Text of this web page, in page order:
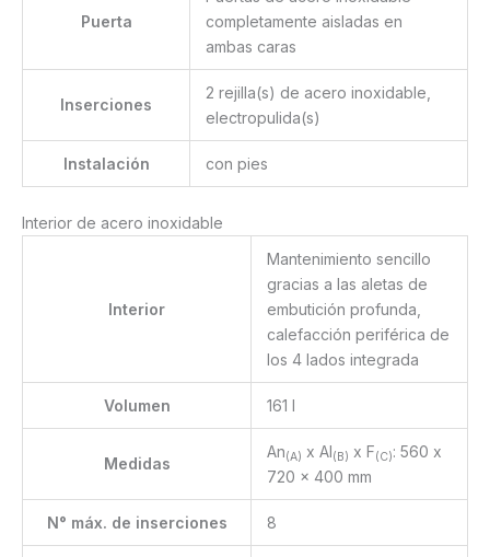
Puerta
completamente aisladas en
ambas caras
Inserciones
2 rejilla(s) de acero inoxidable,
electropulida(s)
Instalación con pies
Interior de acero inoxidable
Interior
Mantenimiento sencillo
gracias a las aletas de
embutición profunda,
calefacción periférica de
los 4 lados integrada
Volumen 161 l
Medidas
An(A) x Al(B) x F(C): 560 x
720 x 400 mm
N° máx. de inserciones 8